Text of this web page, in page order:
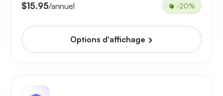
$15.95/annuel -20%
Options d'affichage